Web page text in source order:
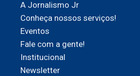
A Jornalismo Jr
Conheça nossos serviços!
Eventos
Fale com a gente!
Institucional
Newsletter